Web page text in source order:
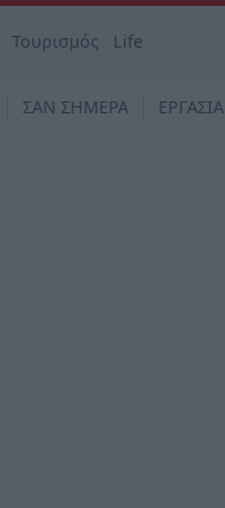
Τουρισμός Life
ΣΑΝ ΣΗΜΕΡΑ ΕΡΓΑΣΙΑ